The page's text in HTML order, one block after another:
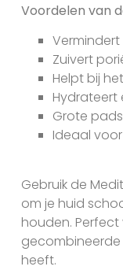
Voordelen van
Zuivert
Helpt bij
Hydrateert
Grote
Ideaal
Gebruik de
om je huid
houden.
heeft.